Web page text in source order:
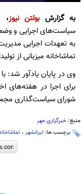
به گزارشبولتن نیوز،
سیاست‌های اجرایی و
تماشاخانه میزبانی از
وی در پایان یادآور شد:
شورای سیاست‌گذاری
منبع: خبرگزاری مهر
برچسب ها: ایرانشهر ،